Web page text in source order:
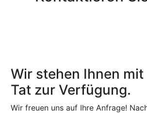
Wir stehen Ihnen mit
Tat zur Verfügung.
Wir freuen uns auf Ihre Anfrage!